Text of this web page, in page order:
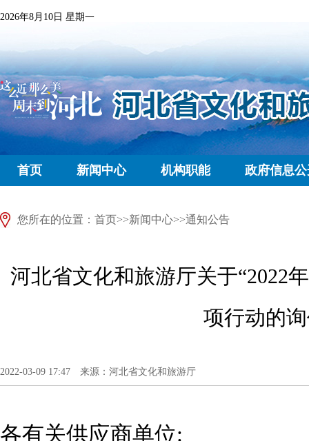
2026年8月10日 星期一
首页 新闻中心 机构职能 政府信息
您所在的位置： 首页>>新闻中心>>通知公告
河北省文化和旅游厅关于“2022
项行动的
2022-03-09 17:47 来源：河北省文化和旅游厅
各有关供应商单位: